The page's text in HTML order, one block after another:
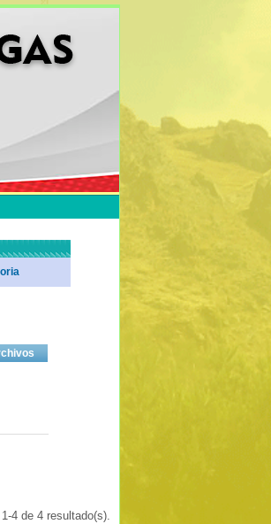
4 de 4 resultado(s).